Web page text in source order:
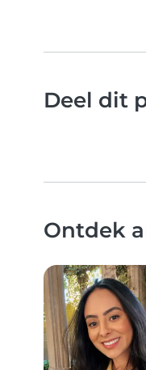
Deel dit
Ontdek